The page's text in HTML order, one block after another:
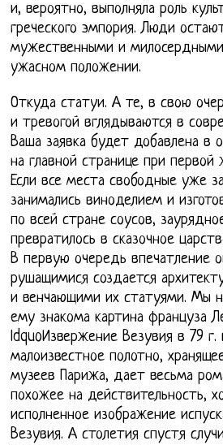
и, вероятно, выполняла роль
греческого эмпория. Люди
мужественными и
ужасном положении.
Откуда статуи. А те, в свою
и тревогой вглядываются в
Ваша заявка будет добавлена в
на главной странице при
Если все места свободные уже
занимались виноделием и
по всей стране соусов,
превратилось в сказочное
В первую очередь впечатление
рушащимися создается
и венчающими их статуями. Мы
ему знакома картина француза
ldquoИзвержение Везувия в 79
малоизвестное полотно,
музеев Парижа, дает весьма
похожее на действительность,
исполненное изображение
Везувия. А столетия спустя